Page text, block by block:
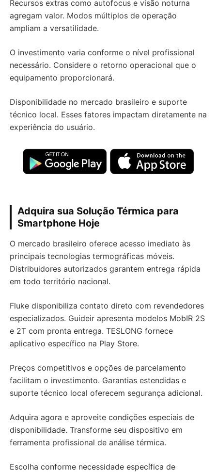
Recursos extras como autofocus e visão noturna
agregam valor. Modos múltiplos de operação
ampliam a versatilidade.
O investimento varia conforme o nível profissional
necessário. Considere o retorno operacional que o
equipamento proporcionará.
Disponibilidade no mercado brasileiro e suporte
técnico local. Esses fatores impactam diretamente na
experiência do usuário.
Adquira sua Solução Térmica para
Smartphone Hoje
O mercado brasileiro oferece acesso imediato às
principais tecnologias termográficas móveis.
Distribuidores autorizados garantem entrega rápida
em todo território nacional.
Fluke disponibiliza contato direto com revendedores
especializados. Guideir apresenta modelos MobIR 2S
e 2T com pronta entrega. TESLONG fornece
aplicativo específico na Play Store.
Preços competitivos e opções de parcelamento
facilitam o investimento. Garantias estendidas e
suporte técnico local oferecem segurança adicional.
Adquira agora e aproveite condições especiais de
disponibilidade. Transforme seu dispositivo em
ferramenta profissional de análise térmica.
Escolha conforme necessidade específica de